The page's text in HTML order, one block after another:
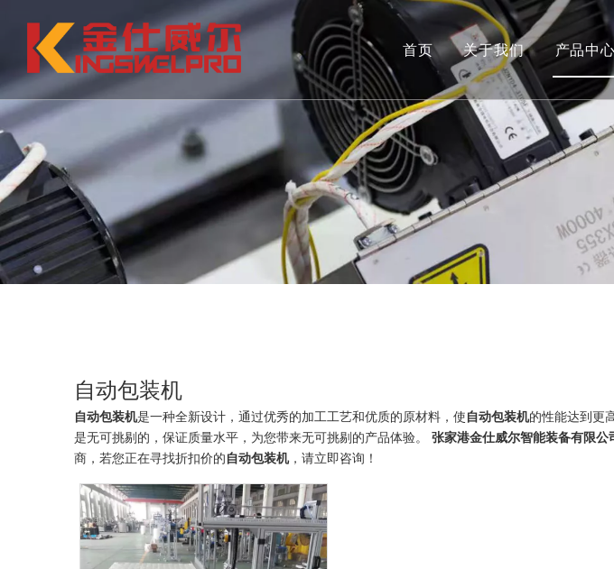
首页 关于我们 产品中
连续挤料中空吹塑机（单工位） 连续挤料中空吹塑机（双工位）
模具 辅机
自动包装机
自动包装机是一种全新设计，通过优秀的加工工艺和优质的原材料，使 自动包装机的性能达到更
是无可挑剔的，保证质量水平，为您带来无可挑剔的产品体验。 张家港金仕威尔智能装备有限公
商，若您正在寻找折扣价的 自动包装机，请立即咨询！